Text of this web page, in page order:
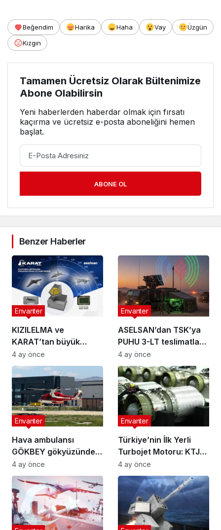
Beğendim Harika Haha Vay
Üzgün
Kızgın
Tamamen Ücretsiz Olarak Bültenimize
Abone Olabilirsin
Yeni haberlerden haberdar olmak için fırsatı
kaçırma ve ücretsiz e-posta aboneliğini hemen
başlat.
ABONE OL
Benzer Haberler
KIZILELMA ve
KARAT’tan büyük
başarı: 110 km’den
tespit
Envanter
4 ay önce
ASELSAN’dan TSK’ya
PUHU 3-LT teslimatları
sürüyor
Envanter
4 ay önce
Hava ambulansı
GÖKBEY gökyüzünde:
İlk teslimat 6 ay içinde
Envanter
4 ay önce
Türkiye’nin İlk Yerli
Turbojet Motoru: KTJ-
3200
Envanter
4 ay önce